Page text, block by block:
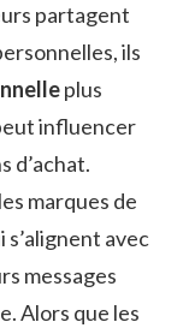
partagent
ils
plus
influencer
d’achat.
marques de
s’alignent avec
messages
Alors que les